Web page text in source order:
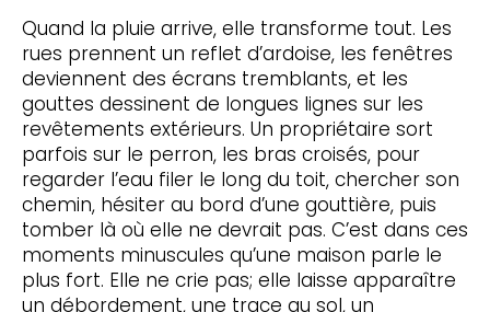
Quand la pluie arrive, elle transforme tout. Les
rues prennent un reflet d’ardoise, les fenêtres
deviennent des écrans tremblants, et les
gouttes dessinent de longues lignes sur les
revêtements extérieurs. Un propriétaire sort
parfois sur le perron, les bras croisés, pour
regarder l’eau filer le long du toit, chercher son
chemin, hésiter au bord d’une gouttière, puis
tomber là où elle ne devrait pas. C’est dans ces
moments minuscules qu’une maison parle le
plus fort. Elle ne crie pas; elle laisse apparaître
un débordement, une trace au sol, un